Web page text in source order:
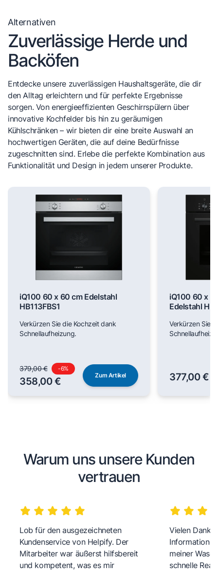
Alternativen
Zuverlässige Herde und
Backöfen
Entdecke unsere zuverlässigen Haushaltsgeräte, die dir
den Alltag erleichtern und für perfekte Ergebnisse
sorgen. Von energieeffizienten Geschirrspülern über
innovative Kochfelder bis hin zu geräumigen
Kühlschränken – wir bieten dir eine breite Auswahl an
hochwertigen Geräten, die auf deine Bedürfnisse
zugeschnitten sind. Erlebe die perfekte Kombination aus
Funktionalität und Design in jedem unserer Produkte.
iQ100 60 x 60 cm Edelstahl
HB113FBS1
Verkürzen Sie die Kochzeit dank
Schnellaufheizung.
379,00 € -6%
358,00 €
Zum Artikel
iQ100 60 x
Edelstahl
Verkürzen Sie
377,00 €
Warum uns unsere Kunden
vertrauen
Lob für den ausgezeichneten
Kundenservice von Helpify. Der
Mitarbeiter war äußerst hilfsbereit
und kompetent, was es mir
Vielen Dank
meiner
schnelle